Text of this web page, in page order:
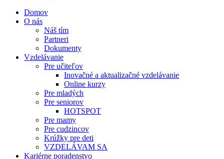
Domov
O nás
Náš tím
Partneri
Dokumenty
Vzdelávanie
Pre učiteľov
Inovačné a aktualizačné vzdelávanie
Online kurzy
Pre mladých
Pre seniorov
HOTSPOT
Pre mamy
Pre cudzincov
Krúžky pre deti
VZDELÁVAM SA
Kariérne poradenstvo